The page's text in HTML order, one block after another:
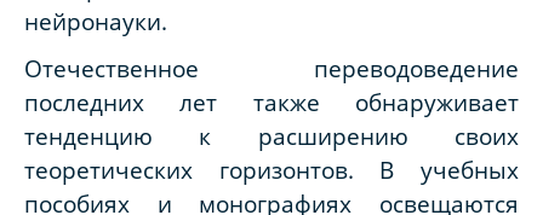
нейронауки.
Отечественное переводоведение
последних лет также обнаруживает
тенденцию к расширению своих
теоретических горизонтов. В учебных
пособиях и монографиях освещаются